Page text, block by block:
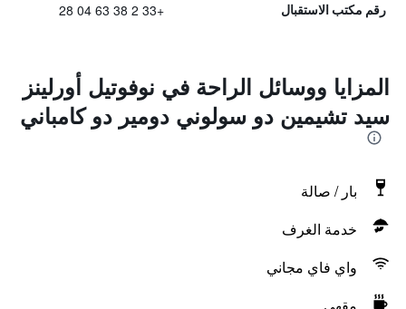
رقم مكتب الاستقبال +33 2 38 63 04 28
المزايا ووسائل الراحة في نوفوتيل أورلينز
سيد تشيمين دو سولوني دومير دو كامباني
بار / صالة
خدمة الغرف
واي فاي مجاني